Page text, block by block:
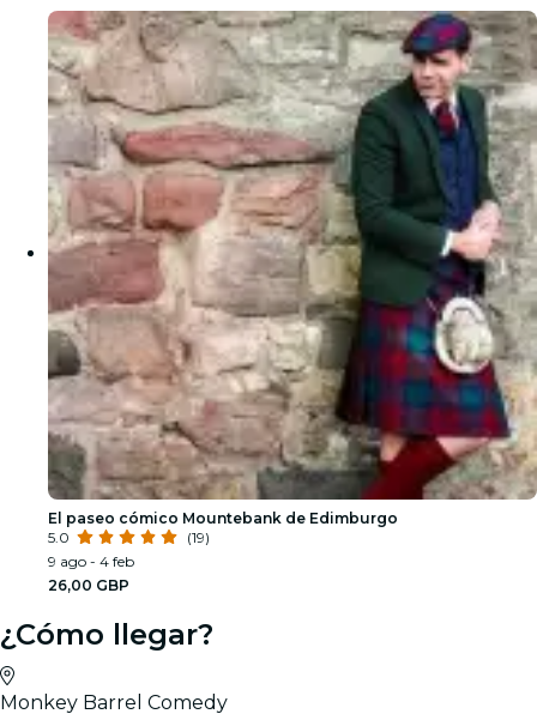
El paseo cómico Mountebank de Edimburgo
5.0
(19)
9 ago - 4 feb
26,00 GBP
¿Cómo llegar?
Monkey Barrel Comedy